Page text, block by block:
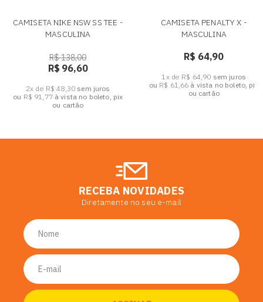
CAMISETA NIKE NSW SS TEE -
MASCULINA
R$ 138,00
R$ 96,60
2x de R$ 48,30 sem juros
ou R$ 91,77à vista no boleto, pix
ou cartão
CAMISETA PENALTY X -
MASCULINA
R$ 64,90
1x de R$ 64,90 sem juros
ou R$ 61,66 à vista no boleto, pix
ou cartão
RECEBA NOVIDADES
Diretamente no seu e-mail